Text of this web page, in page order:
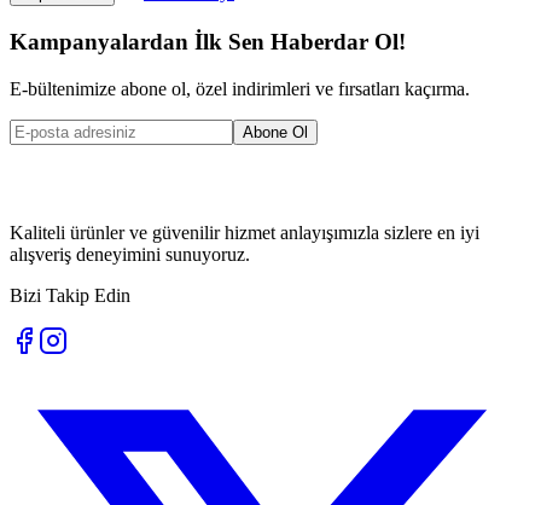
Kampanyalardan İlk Sen Haberdar Ol!
E-bültenimize abone ol, özel indirimleri ve fırsatları kaçırma.
Abone Ol
Kaliteli ürünler ve güvenilir hizmet anlayışımızla sizlere en iyi
alışveriş deneyimini sunuyoruz.
Bizi Takip Edin